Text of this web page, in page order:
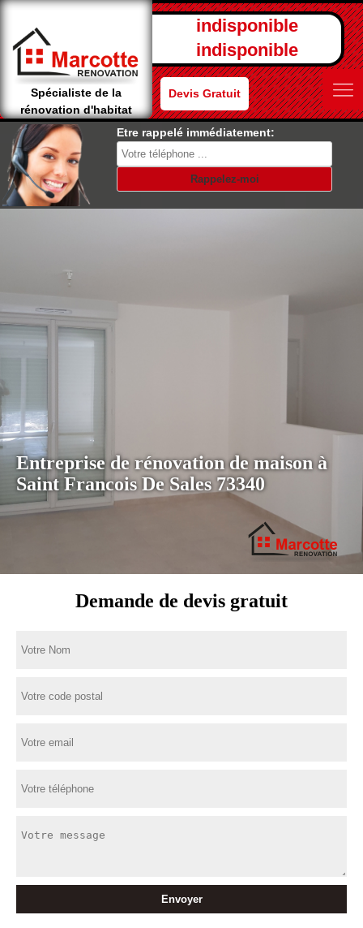
Spécialiste de la
rénovation d'habitat
indisponible
indisponible
Devis Gratuit
Etre rappelé immédiatement:
Entreprise de rénovation de maison à
Saint Francois De Sales 73340
Demande de devis gratuit